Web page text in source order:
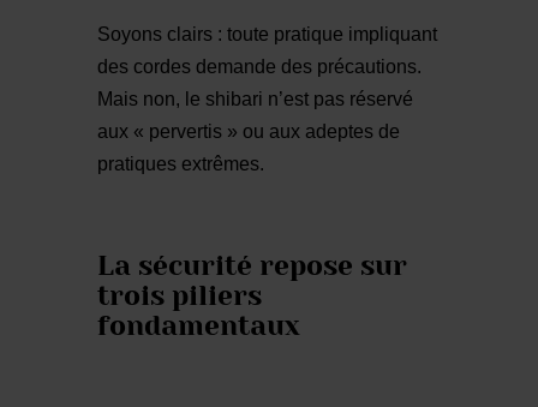
Soyons clairs : toute pratique impliquant
des cordes demande des précautions.
Mais non, le shibari n’est pas réservé
aux « pervertis » ou aux adeptes de
pratiques extrêmes.
La sécurité repose sur
trois piliers
fondamentaux